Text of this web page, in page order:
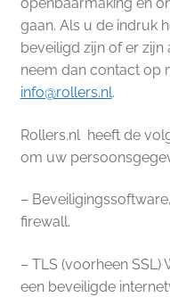
gaan. Als u de indruk
beveiligd zijn of er
neem dan contact op
info@rollers.nl.
Rollers.nl heeft de
om uw
–
firewall.
– TLS (voorheen
een beveiligde